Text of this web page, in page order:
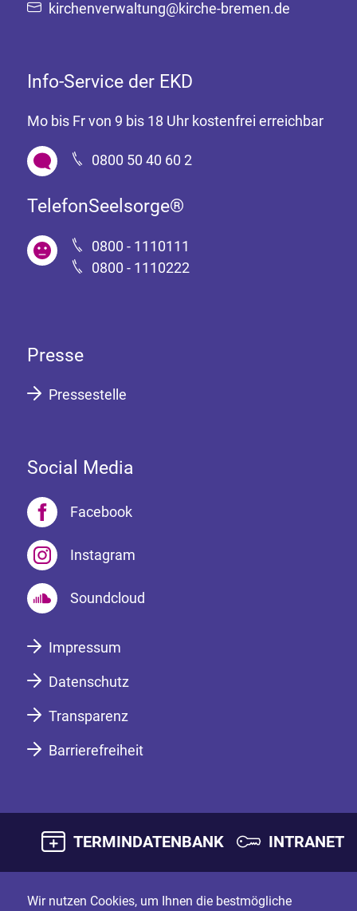
kirchenverwaltung@kirche-bremen.de
Info-Service der EKD
Mo bis Fr von 9 bis 18 Uhr kostenfrei erreichbar
0800 50 40 60 2
TelefonSeelsorge®
0800 - 1110111
0800 - 1110222
Presse
Pressestelle
Social Media
Facebook
Instagram
Soundcloud
Impressum
Datenschutz
Transparenz
Barrierefreiheit
TERMINDATENBANK INTRANET
Wir nutzen Cookies, um Ihnen die bestmögliche